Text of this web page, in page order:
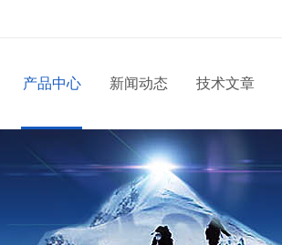
产品中心 新闻动态 技术文章